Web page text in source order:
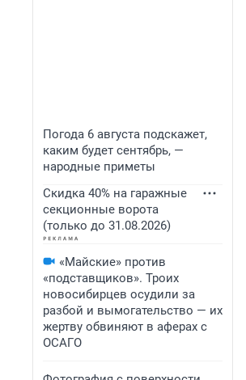
Погода 6 августа подскажет,
каким будет сентябрь, —
народные приметы
Скидка 40% на гаражные
секционные ворота
(только до 31.08.2026)
«Майские» против
«подставщиков». Троих
новосибирцев осудили за
разбой и вымогательство — их
жертву обвиняют в аферах с
ОСАГО